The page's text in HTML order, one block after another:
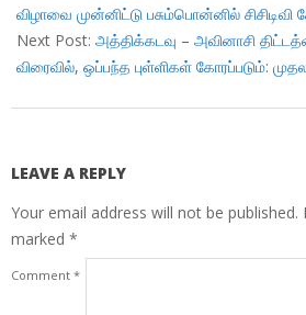
27
விழாவை முன்னிட்டு பசும்பொன்னில்
Next Post: அத்திக்கடவு – அவினாசி
விரைவில், ஒப்பந்த புள்ளிகள் கோரப்படும்:
LEAVE A REPLY
Your email address will not be published.
marked *
Comment *